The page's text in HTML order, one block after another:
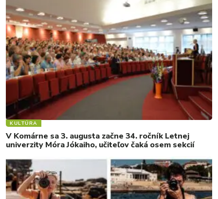
KULTÚRA
V Komárne sa 3. augusta začne 34. ročník Letnej
univerzity Móra Jókaiho, učiteľov čaká osem sekcií